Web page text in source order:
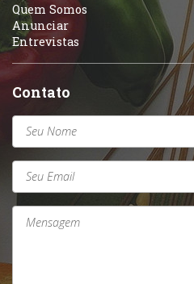
Quem Somos
Anunciar
Entrevistas
Contato